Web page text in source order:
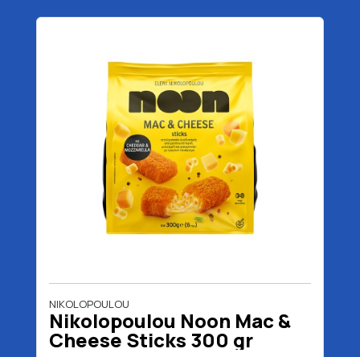
NIKOLOPOULOU
Nikolopoulou Noon Mac &
Cheese Sticks 300 gr